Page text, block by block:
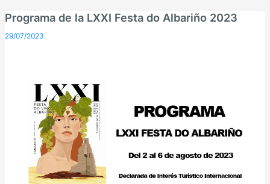
Programa de la LXXI Festa do Albariño 2023
29/07/2023